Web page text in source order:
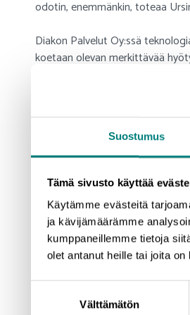
Suostumus
Tämä sivusto käyttää
Käytämme evästeitä
ja kävijämäärämme
kumppaneillemme tietoja
olet antanut heille tai joita
Välttämätön
odotin, enemmänkin, toteaa
Diakon Palvelut Oy:ssä
koetaan olevan merkittävää
- Oli erittäin mielenkiintoista
hyvän yleiskuvan markkinoilla
alan toimijoihin, kun olemme
viemään omaa digitaalista
Webinaarit toimivat
Hyvinvointi- ja
terveysalan toimijoiden sekä